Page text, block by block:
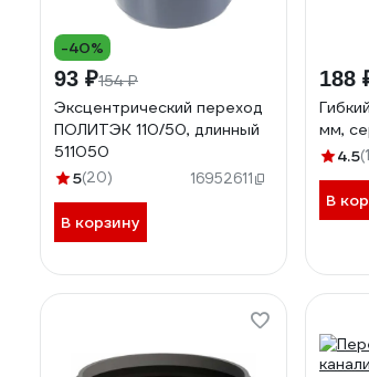
-40%
93 ₽154 ₽
Эксцентрический переход
ПОЛИТЭК 110/50, длинный
511050
5(20) 16952611
В корзину
188
мм,
4.5
В